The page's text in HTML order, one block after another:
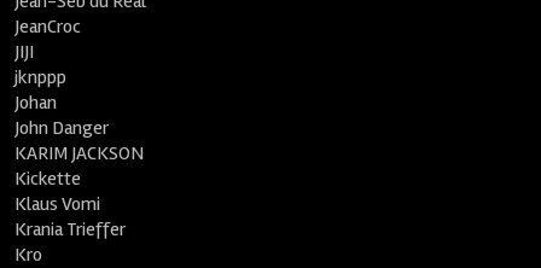
JeanCroc
JIJI
jknppp
Johan
John Danger
KARIM JACKSON
Kickette
Klaus Vomi
Krania Trieffer
Kro